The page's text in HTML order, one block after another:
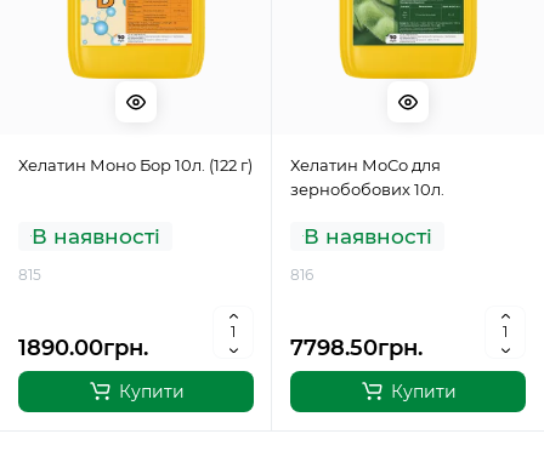
Хелатин Моно Бор 10л. (122 г)
В наявності
815
1890.00грн.
Купити
Хелатин МоСо для
зернобобових 10л.
В наявності
816
7798.50грн.
Купити